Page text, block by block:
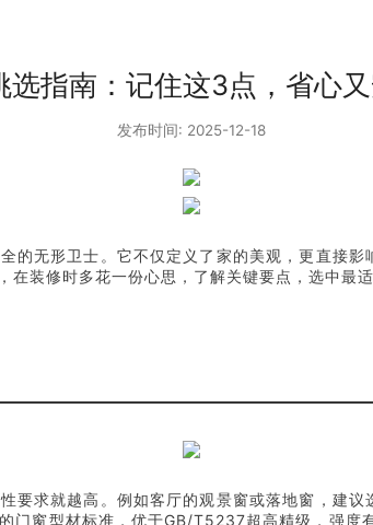
选指南：记住这3点，省心又
发布时间: 2025-12-18
的无形卫士。它不仅定义了家的美观，更直接
装修时多花一份心思，了解关键要点，选中最适
要求就越高。例如客厅的观景窗或落地窗，建
门窗型材标准，优于GB/T5237超高精级，强度